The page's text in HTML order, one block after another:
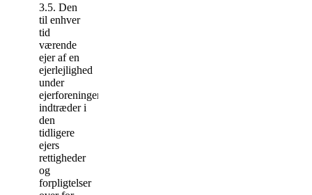
3.5. Den
til enhver
tid
værende
ejer af en
ejerlejlighed
under
ejerforeningen
indtræder i
den
tidligere
ejers
rettigheder
og
forpligtelser